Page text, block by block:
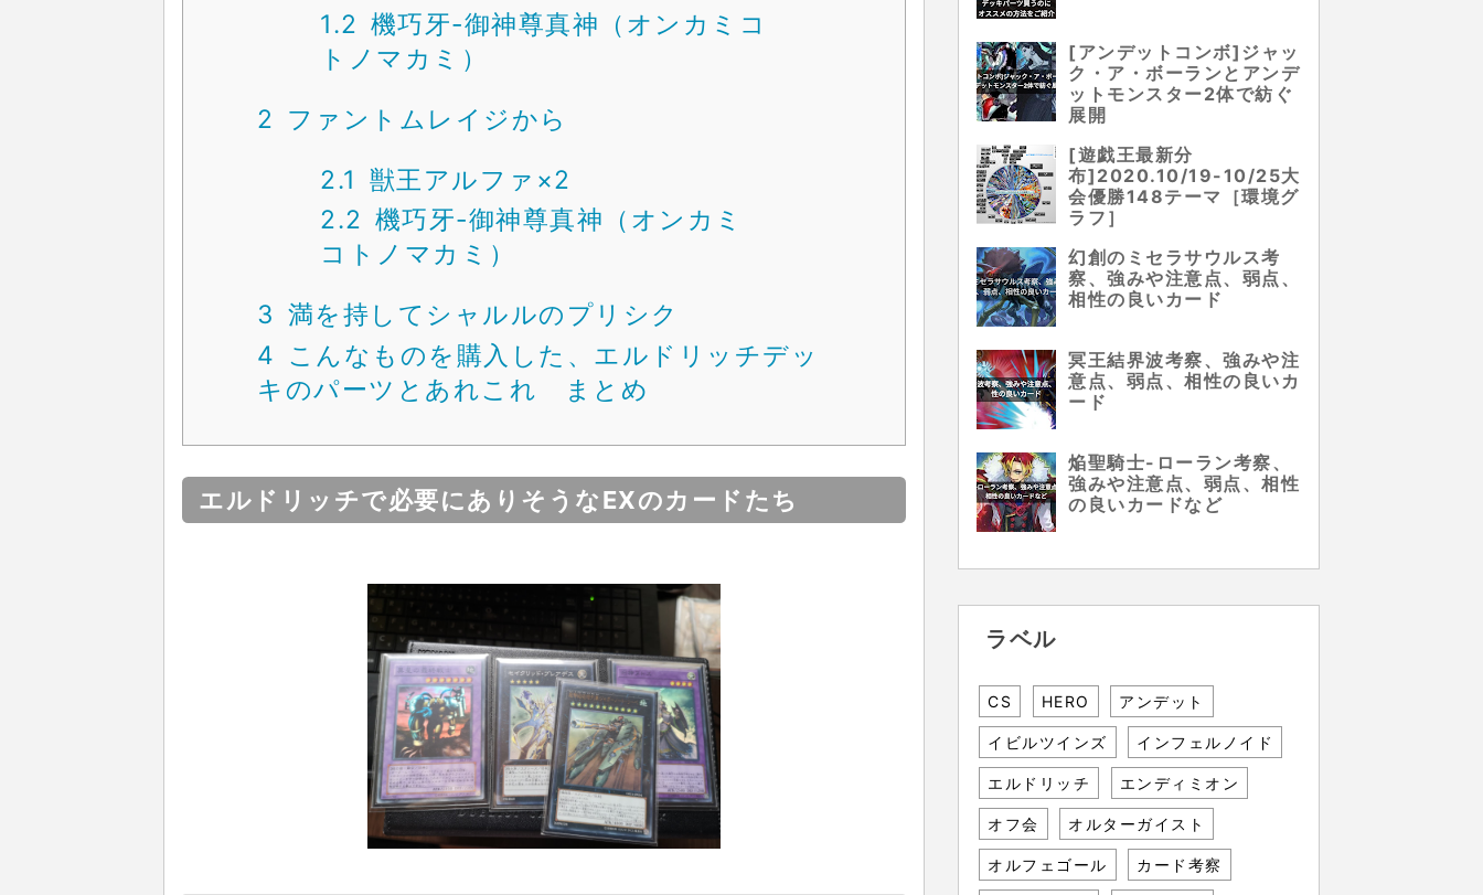
1.2 機巧牙-御神尊真神（オンカミコ
トノマカミ）
2 ファントムレイジから
2.1 獣王アルファ×2
2.2 機巧牙-御神尊真神（オンカミ
コトノマカミ）
3 満を持してシャルルのプリシク
4 こんなものを購入した、エルドリッチデッ
キのパーツとあれこれ まとめ
エルドリッチで必要にありそうなEXのカードたち
[アンデットコンボ]ジャッ
ク・ア・ボーランとアンデ
ットモンスター2体で紡ぐ
展開
[遊戯王最新分
布]2020.10/19-10/25大
会優勝148テーマ［環境グ
ラフ］
幻創のミセラサウルス考
察、強みや注意点、弱点、
相性の良いカード
冥王結界波考察、強みや注
意点、弱点、相性の良いカ
ード
焔聖騎士-ローラン考察、
強みや注意点、弱点、相性
の良いカードなど
ラベル
CS HERO アンデット
イビルツインズ インフェルノイド
エルドリッチ エンディミオン
オフ会 オルターガイスト
オルフェゴール カード考察